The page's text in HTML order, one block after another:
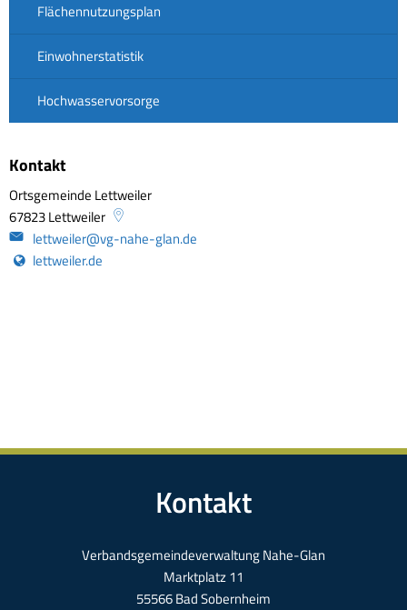
Flächennutzungsplan
Einwohnerstatistik
Hochwasservorsorge
Kontakt
Ortsgemeinde Lettweiler
67823Lettweiler
lettweiler@vg-nahe-glan.de
lettweiler.de
Kontakt
Verbandsgemeindeverwaltung Nahe-Glan
Marktplatz 11
55566 Bad Sobernheim